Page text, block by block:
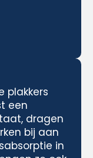
plakkers
een
dragen
bij aan
in